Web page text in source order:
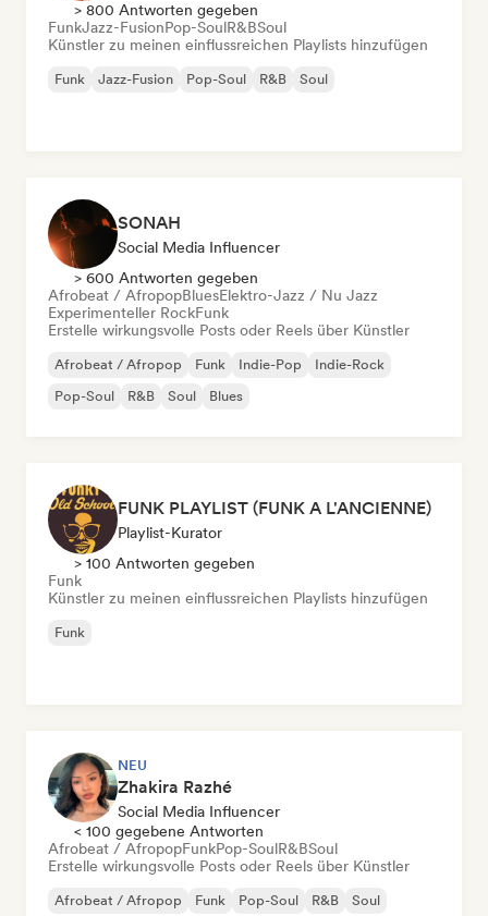
> 800 Antworten gegeben
FunkJazz-FusionPop-SoulR&BSoul
Künstler zu meinen einflussreichen Playlists hinzufügen
Funk Jazz-Fusion Pop-Soul R&B Soul
SONAH
Social Media Influencer
> 600 Antworten gegeben
Afrobeat / AfropopBluesElektro-Jazz / Nu Jazz
Experimenteller RockFunk
Erstelle wirkungsvolle Posts oder Reels über Künstler
Afrobeat / Afropop Funk Indie-Pop
Indie-Rock
Pop-Soul
R&B Soul Blues
FUNK PLAYLIST (FUNK A L'ANCIENNE)
Playlist-Kurator
> 100 Antworten gegeben
Funk
Künstler zu meinen einflussreichen Playlists hinzufügen
Funk
NEU
Zhakira Razhé
Social Media Influencer
< 100 gegebene Antworten
Afrobeat / AfropopFunkPop-SoulR&BSoul
Erstelle wirkungsvolle Posts oder Reels über Künstler
Afrobeat / Afropop Funk Pop-Soul R&B Soul